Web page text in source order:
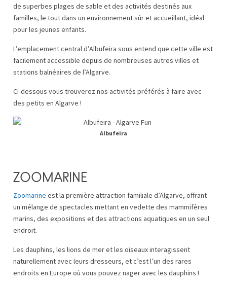
de superbes plages de sable et des activités destinés aux
familles, le tout dans un environnement sûr et accueillant, idéal
pour les jeunes enfants.
L’emplacement central d’Albufeira sous entend que cette ville est
facilement accessible depuis de nombreuses autres villes et
stations balnéaires de l’Algarve.
Ci-dessous vous trouverez nos activités préférés à faire avec
des petits en Algarve !
Albufeira
ZOOMARINE
Zoomarine est la première attraction familiale d’Algarve, offrant
un mélange de spectacles mettant en vedette des mammifères
marins, des expositions et des attractions aquatiques en un seul
endroit.
Les dauphins, les lions de mer et les oiseaux interagissent
naturellement avec leurs dresseurs, et c’est l’un des rares
endroits en Europe où vous pouvez nager avec les dauphins !